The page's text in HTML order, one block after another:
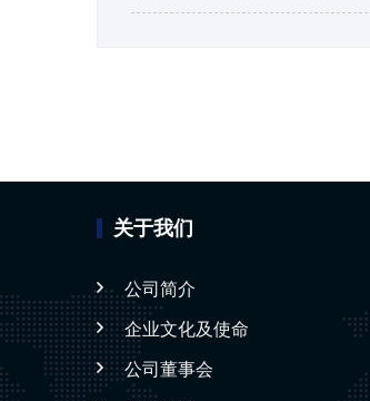
关于我们
公司简介
企业文化及使命
公司董事会